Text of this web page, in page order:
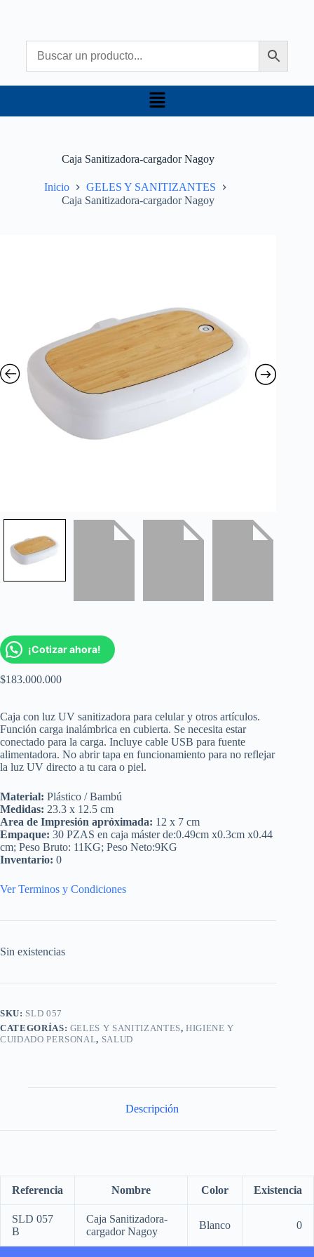
Caja Sanitizadora-cargador Nagoy
Inicio
GELES Y SANITIZANTES
Caja Sanitizadora-cargador Nagoy
¡Cotizar ahora!
$183.000.000
Caja con luz UV sanitizadora para celular y otros artículos.
Función carga inalámbrica en cubierta. Se necesita estar
conectado para la carga. Incluye cable USB para fuente
alimentadora. No abrir tapa en funcionamiento para no reflejar
la luz UV directo a tu cara o piel.
Material: Plástico / Bambú
Medidas: 23.3 x 12.5 cm
Area de Impresión apróximada: 12 x 7 cm
Empaque: 30 PZAS en caja máster de:0.49cm x0.3cm x0.44
cm; Peso Bruto: 11KG; Peso Neto:9KG
Inventario: 0
Ver Terminos y Condiciones
Sin existencias
SKU: SLD 057
CATEGORÍAS: GELES Y SANITIZANTES,HIGIENE Y
CUIDADO PERSONAL, SALUD
Descripción
Referencia Nombre Color Existencia
SLD 057
B
Caja Sanitizadora-
cargador Nagoy
Blanco 0